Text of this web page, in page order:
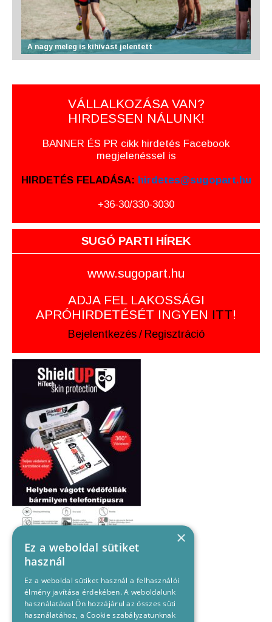
A nagy meleg is kihívást jelentett
VÁLLALKOZÁSA VAN?
HIRDESSEN NÁLUNK!
BANNER ÉS PR cikk hirdetés Facebook
megjelenéssel is
HIRDETÉS FELADÁSA: hirdetes@sugopart.hu
+36-30/330-3030
SUGÓ PARTI HÍREK
www.sugopart.hu
ADJA FEL LAKOSSÁGI
APRÓHIRDETÉSÉT INGYEN ITT!
Bejelentkezés / Regisztráció
×
Ez a weboldal sütiket
használ
Ez a weboldal sütiket használ a felhasználói
élmény javítása érdekében. A weboldalunk
használatával Ön hozzájárul az összes süti
használatához, a Cookie szabályzatunknak